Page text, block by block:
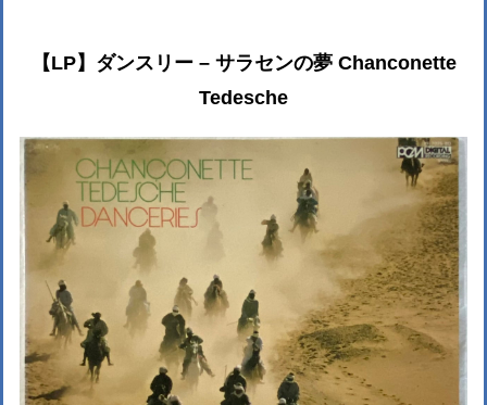
【LP】ダンスリー – サラセンの夢 Chanconette
Tedesche